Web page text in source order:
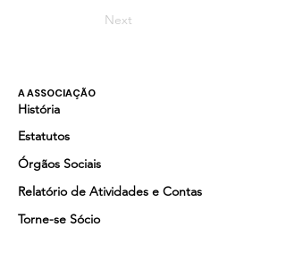
Next
A ASSOCIAÇÃO
História
Estatutos
Órgãos Sociais
Relatório de Atividades e Contas
Torne-se Sócio